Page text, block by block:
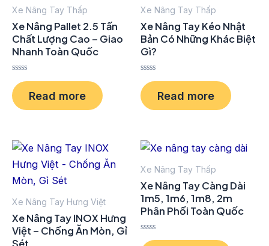
Xe Nâng Tay Thấp
Xe Nâng Pallet 2.5 Tấn
Chất Lượng Cao – Giao
Nhanh Toàn Quốc
Rated
0
out
of
Read more
Xe Nâng Tay Thấp
Xe Nâng Tay Kéo Nhật
Bản Có Những Khác Biệt
Gì?
Rated
0
out
of
Read more
Xe Nâng Tay Hưng Việt
Xe Nâng Tay INOX Hưng
Việt – Chống Ăn Mòn, Gỉ
Sét
Xe Nâng Tay Thấp
Xe Nâng Tay Càng Dài
1m5, 1m6, 1m8, 2m
Phân Phối Toàn Quốc
Rated